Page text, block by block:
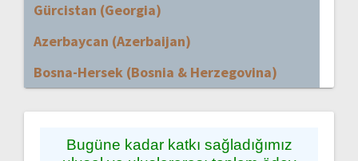
Gürcistan (Georgia)
Azerbaycan (Azerbaijan)
Bosna-Hersek (Bosnia & Herzegovina)
Bugüne kadar katkı sağladığımız